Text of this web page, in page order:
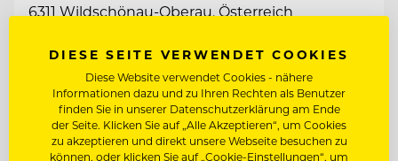
6311 Wildschönau-Oberau, Österreich
FRONT OFFICE & RESERVIERUNGS
MITARBEITER:IN
SENIOR RESERVIERUNGS- & FRONT
OFFICE SPECIALIST (M/W/D)
DIESE SEITE VERWENDET COOKIES
Diese Website verwendet Cookies - nähere
Informationen dazu und zu Ihren Rechten als Benutzer
finden Sie in unserer Datenschutzerklärung am Ende
der Seite. Klicken Sie auf „Alle Akzeptieren“, um Cookies
zu akzeptieren und direkt unsere Webseite besuchen zu
können, oder klicken Sie auf „Cookie-Einstellungen“, um